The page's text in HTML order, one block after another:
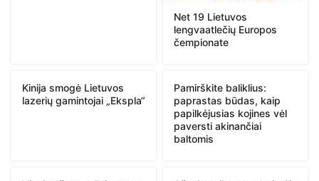
Net 19 Lietuvos
lengvaatlečių Europos
čempionate
Kinija smogė Lietuvos
lazerių gamintojai „Ekspla“
Pamirškite baliklius:
paprastas būdas, kaip
papilkėjusias kojines vėl
paversti akinančiai
baltomis